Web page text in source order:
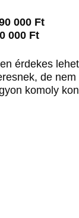
000 Ft
000 Ft
érdekes
de
komoly